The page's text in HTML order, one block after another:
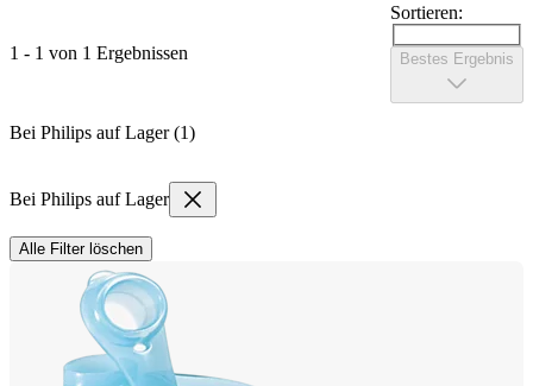
1 - 1 von 1 Ergebnissen
Sortieren:
Bestes Ergebnis
Bei Philips auf Lager (1)
Bei Philips auf Lager
Alle Filter löschen